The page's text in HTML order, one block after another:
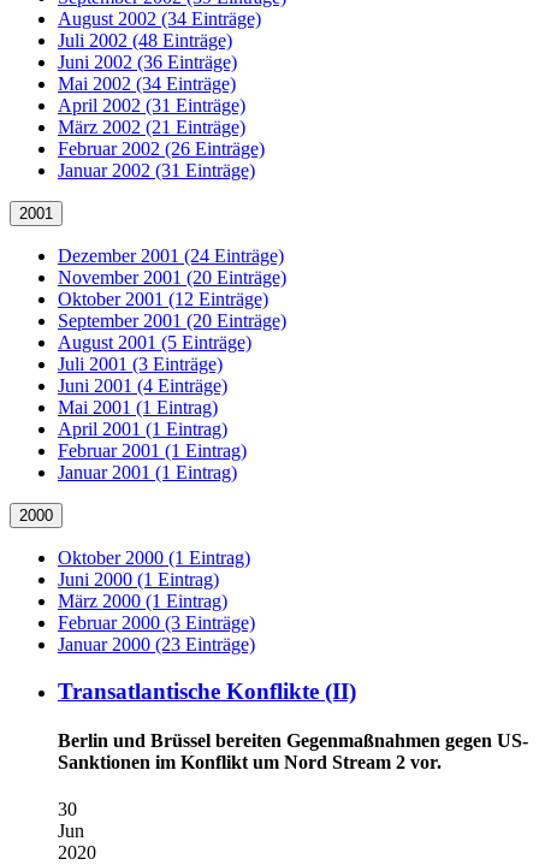
August 2002 (34 Einträge)
Juli 2002 (48 Einträge)
Juni 2002 (36 Einträge)
Mai 2002 (34 Einträge)
April 2002 (31 Einträge)
März 2002 (21 Einträge)
Februar 2002 (26 Einträge)
Januar 2002 (31 Einträge)
2001
Dezember 2001 (24 Einträge)
November 2001 (20 Einträge)
Oktober 2001 (12 Einträge)
September 2001 (20 Einträge)
August 2001 (5 Einträge)
Juli 2001 (3 Einträge)
Juni 2001 (4 Einträge)
Mai 2001 (1 Eintrag)
April 2001 (1 Eintrag)
Februar 2001 (1 Eintrag)
Januar 2001 (1 Eintrag)
2000
Oktober 2000 (1 Eintrag)
Juni 2000 (1 Eintrag)
März 2000 (1 Eintrag)
Februar 2000 (3 Einträge)
Januar 2000 (23 Einträge)
Transatlantische Konflikte (II)
Berlin und Brüssel bereiten Gegenmaßnahmen gegen US-
Sanktionen im Konflikt um Nord Stream 2 vor.
30
Jun
2020